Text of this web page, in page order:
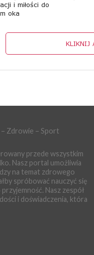
i miłości do
oka
KLIKNIJ
przede wszystkim
Nasz portal umożliwia
na temat zdrowego
spróbować nauczyć się
Nasz zespół
i doświadczenia, która